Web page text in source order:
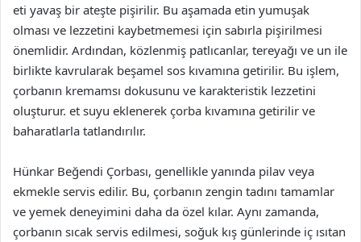
eti yavaş bir ateşte pişirilir. Bu aşamada etin yumuşak
olması ve lezzetini kaybetmemesi için sabırla pişirilmesi
önemlidir. Ardından, közlenmiş patlıcanlar, tereyağı ve un ile
birlikte kavrularak beşamel sos kıvamına getirilir. Bu işlem,
çorbanın kremamsı dokusunu ve karakteristik lezzetini
oluşturur. et suyu eklenerek çorba kıvamına getirilir ve
baharatlarla tatlandırılır.
Hünkar Beğendi Çorbası, genellikle yanında pilav veya
ekmekle servis edilir. Bu, çorbanın zengin tadını tamamlar
ve yemek deneyimini daha da özel kılar. Aynı zamanda,
çorbanın sıcak servis edilmesi, soğuk kış günlerinde iç ısıtan